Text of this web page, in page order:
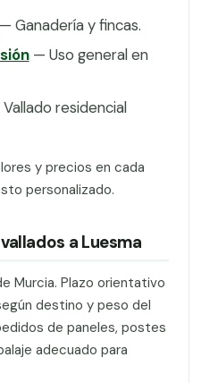
— Ganadería y fincas.
— Uso general en
residencial
y precios en cada
personalizado.
a Luesma
Murcia. Plazo orientativo
destino y peso del
de paneles, postes
adecuado para